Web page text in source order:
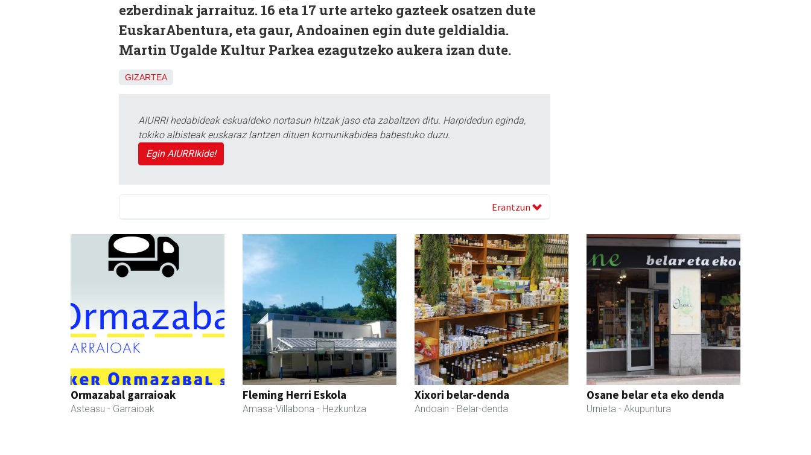
ezberdinak jarraituz. 16 eta 17 urte arteko gazteek osatzen dute
EuskarAbentura, eta gaur, Andoainen egin dute geldialdia.
Martin Ugalde Kultur Parkea ezagutzeko aukera izan dute.
GIZARTEA
AIURRI hedabideak eskualdeko nortasun hitzak jaso eta zabaltzen ditu. Harpidedun eginda,
tokiko albisteak euskaraz lantzen dituen komunikabidea babestuko duzu.
Egin AIURRIkide!
Erantzun
Ormazabal garraioak
Asteasu - Garraioak
Fleming Herri Eskola
Amasa-Villabona - Hezkuntza
Xixori belar-denda
Andoain - Belar-denda
Osane belar eta eko denda
Urnieta - Akupuntura